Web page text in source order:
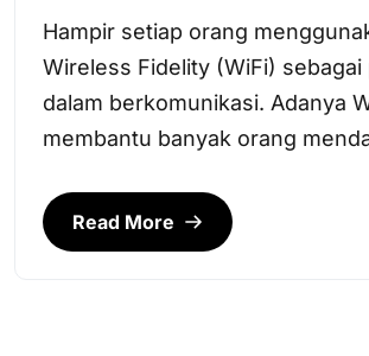
Hampir setiap orang
Wireless Fidelity (WiFi) sebagai
dalam berkomunikasi. Adanya
membantu banyak orang
Read More